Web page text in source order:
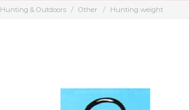
Hunting & Outdoors Other Hunting weight